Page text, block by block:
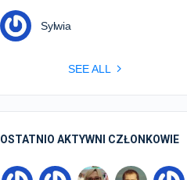
Sylwia
SEE ALL
OSTATNIO AKTYWNI CZŁONKOWIE